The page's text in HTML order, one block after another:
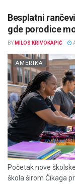
Besplatni
gde porodice
BY MILOS KRIVOKAPIĆ
AMERIKA
Početak nove
škola širom Čikaga